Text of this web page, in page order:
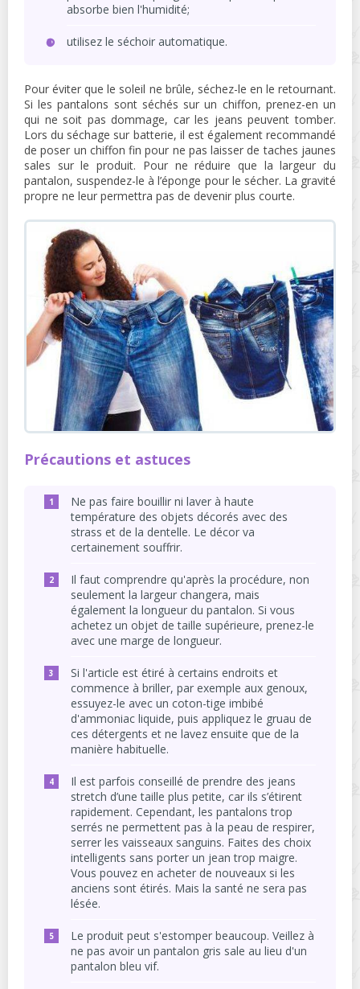
absorbe bien l'humidité;
utilisez le séchoir automatique.
Pour éviter que le soleil ne brûle, séchez-le en le retournant.
Si les pantalons sont séchés sur un chiffon, prenez-en un
qui ne soit pas dommage, car les jeans peuvent tomber.
Lors du séchage sur batterie, il est également recommandé
de poser un chiffon fin pour ne pas laisser de taches jaunes
sales sur le produit. Pour ne réduire que la largeur du
pantalon, suspendez-le à l’éponge pour le sécher. La gravité
propre ne leur permettra pas de devenir plus courte.
Précautions et astuces
Ne pas faire bouillir ni laver à haute
température des objets décorés avec des
strass et de la dentelle. Le décor va
certainement souffrir.
Il faut comprendre qu'après la procédure, non
seulement la largeur changera, mais
également la longueur du pantalon. Si vous
achetez un objet de taille supérieure, prenez-le
avec une marge de longueur.
Si l'article est étiré à certains endroits et
commence à briller, par exemple aux genoux,
essuyez-le avec un coton-tige imbibé
d'ammoniac liquide, puis appliquez le gruau de
ces détergents et ne lavez ensuite que de la
manière habituelle.
Il est parfois conseillé de prendre des jeans
stretch d’une taille plus petite, car ils s’étirent
rapidement. Cependant, les pantalons trop
serrés ne permettent pas à la peau de respirer,
serrer les vaisseaux sanguins. Faites des choix
intelligents sans porter un jean trop maigre.
Vous pouvez en acheter de nouveaux si les
anciens sont étirés. Mais la santé ne sera pas
lésée.
Le produit peut s'estomper beaucoup. Veillez à
ne pas avoir un pantalon gris sale au lieu d'un
pantalon bleu vif.